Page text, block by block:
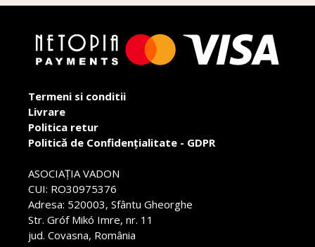
Termeni si conditii
Livrare
Politica retur
Politică de Confidențialitate - GDPR
ASOCIAŢIA VADON
CUI: RO30975376
Adresa: 520003, Sfântu Gheorghe
Str. Gróf Mikó Imre, nr. 11
jud. Covasna, România